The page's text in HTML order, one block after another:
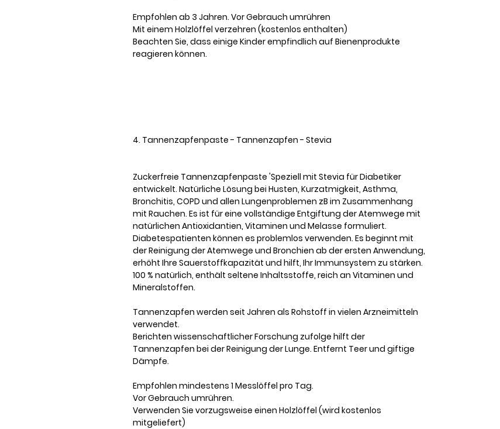
Empfohlen ab 3 Jahren. Vor Gebrauch umrühren
Mit einem Holzlöffel verzehren (kostenlos enthalten)
Beachten Sie, dass einige Kinder empfindlich auf Bienenprodukte
reagieren können.
4. Tannenzapfenpaste - Tannenzapfen - Stevia
Zuckerfreie Tannenzapfenpaste 'Speziell mit Stevia für Diabetiker
entwickelt. Natürliche Lösung bei Husten, Kurzatmigkeit, Asthma,
Bronchitis, COPD und allen Lungenproblemen zB im Zusammenhang
mit Rauchen. Es ist für eine vollständige Entgiftung der Atemwege mit
natürlichen Antioxidantien, Vitaminen und Melasse formuliert.
Diabetespatienten können es problemlos verwenden. Es beginnt mit
der Reinigung der Atemwege und Bronchien ab der ersten Anwendung,
erhöht Ihre Sauerstoffkapazität und hilft, Ihr Immunsystem zu stärken.
100 % natürlich, enthält seltene Inhaltsstoffe, reich an Vitaminen und
Mineralstoffen.
Tannenzapfen werden seit Jahren als Rohstoff in vielen Arzneimitteln
verwendet.
Berichten wissenschaftlicher Forschung zufolge hilft der
Tannenzapfen bei der Reinigung der Lunge. Entfernt Teer und giftige
Dämpfe.
Empfohlen mindestens 1 Messlöffel pro Tag.
Vor Gebrauch umrühren.
Verwenden Sie vorzugsweise einen Holzlöffel (wird kostenlos
mitgeliefert)